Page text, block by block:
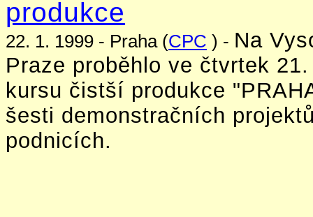
produkce
22. 1. 1999 - Praha (CPC ) - Na
Praze proběhlo ve čtvrtek
kursu čistší produkce
šesti demonstračních
podnicích.